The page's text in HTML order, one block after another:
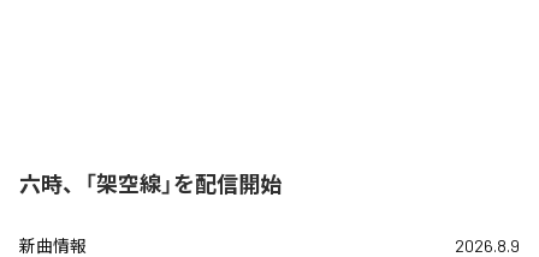
六時、「架空線」を配信開始
新曲情報 2026.8.9